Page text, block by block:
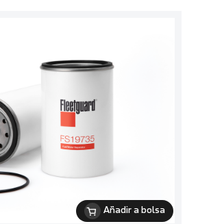
Añadir a bolsa